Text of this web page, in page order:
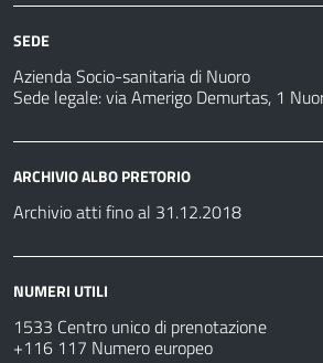
SEDE
Azienda Socio-sanitaria di Nuoro
Sede legale: via Amerigo Demurtas, 1
ARCHIVIO ALBO PRETORIO
Archivio atti fino al 31.12.2018
NUMERI UTILI
1533 Centro unico di prenotazione
+116 117 Numero europeo